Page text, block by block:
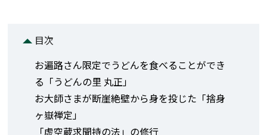
目次
お遍路さん限定でうどんを食べることができ
る「うどんの里 丸正」
お大師さまが断崖絶壁から身を投じた「捨身
ヶ嶽禅定」
「虚空蔵求聞持の法」の修行